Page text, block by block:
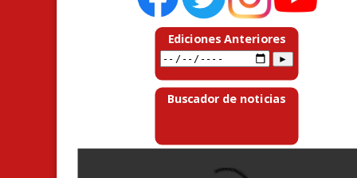
Ediciones Anteriores
Buscador de noticias